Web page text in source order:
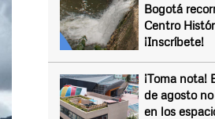
Bogotá
Centro
¡Inscríbete!
¡Toma nota!
de agosto
en los